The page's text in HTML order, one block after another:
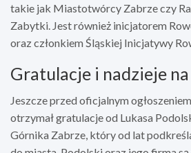
takie jak Miastotwórcy Zabrze czy
Zabytki. Jest również inicjatorem
oraz członkiem Śląskiej Inicjatywy
Gratulacje i nadzieje na
Jeszcze przed oficjalnym
otrzymał gratulacje od Lukasa
Górnika Zabrze, który od lat